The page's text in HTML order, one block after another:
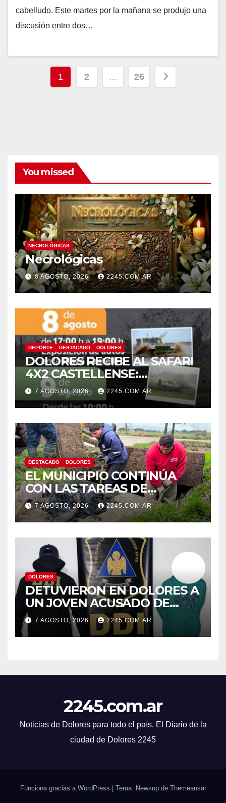
cabelludo. Este martes por la mañana se produjo una
discusión entre dos…
Paginación
1 2 … 26
You missed
NECROLÓGICAS
Necrológicas
8 AGOSTO, 2026 2245.COM.AR
DEPORTE DESTACADO DOLORES
DOLORES RECIBE AL SAFARI
4X2 CASTELLENSE:
EXPOSICIÓN Y
COMPETENCIA ESTE FIN DE
SEMANA
7 AGOSTO, 2026 2245.COM.AR
DESTACADO DOLORES
EL MUNICIPIO CONTINÚA
CON LAS TAREAS DE
LIMPIEZA EN DESAGÜES DE
LA CIUDAD
7 AGOSTO, 2026 2245.COM.AR
DOLORES
DETUVIERON EN DOLORES A
UN JOVEN ACUSADO DE
AMENAZAR DE MUERTE A SU
EXPAREJA
7 AGOSTO, 2026 2245.COM.AR
2245.com.ar
Noticias de Dolores para todo el país. El Diario de la
ciudad de Dolores 2245
Funciona gracias a WordPress Tema: Newsup de Themeansar